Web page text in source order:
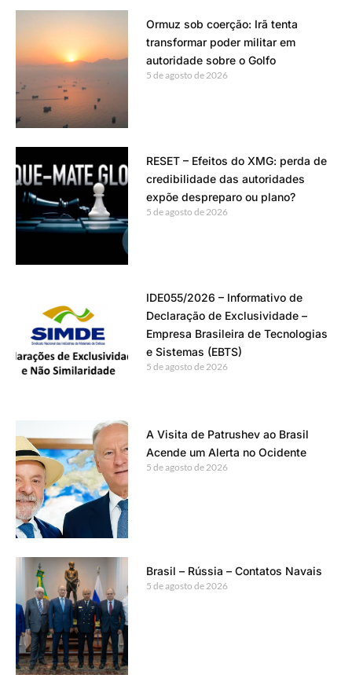
Ormuz sob coerção: Irã tenta
transformar poder militar em
autoridade sobre o Golfo
5 de agosto de 2026
RESET – Efeitos do XMG: perda de
credibilidade das autoridades
expõe despreparo ou plano?
5 de agosto de 2026
IDE055/2026 – Informativo de
Declaração de Exclusividade –
Empresa Brasileira de Tecnologias
e Sistemas (EBTS)
5 de agosto de 2026
A Visita de Patrushev ao Brasil
Acende um Alerta no Ocidente
5 de agosto de 2026
Brasil – Rússia – Contatos Navais
5 de agosto de 2026